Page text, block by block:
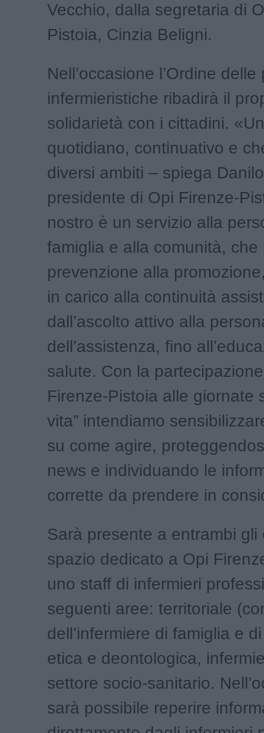
Vecchio, dalla segretaria di
Pistoia, Cinzia Beligni.
Nell’occasione l’Ordine
infermieristiche ribadirà il
solidarietà con i cittadini.
quotidiano, continuativo e
diversi ambiti – spiega
presidente di Opi Firenze-
nostro è un servizio alla
famiglia e alla comunità, che
prevenzione alla
in carico alla continuità
dall’ascolto attivo alla
dell’assistenza, fino
salute. Con la
Firenze-Pistoia alle giornate
vita” intendiamo
su come agire,
news e individuando le
corrette da prendere in
Sarà presente a entrambi gli
spazio dedicato a Opi
uno staff di infermieri
seguenti aree: territoriale
dell’infermiere di famiglia e
etica e deontologica,
settore socio-sanitario.
sarà possibile reperire